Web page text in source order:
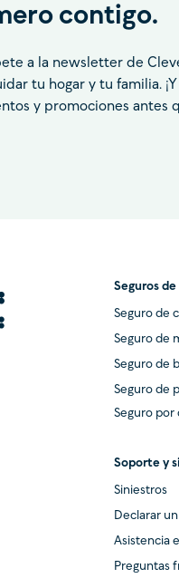
contigo.
a la newsletter de
tu hogar y tu familia.
y promociones antes
Seguros
Seguro de
Seguro de
Seguro de
Seguro de
Seguro por
Soporte y
Siniestros
Declarar
Asistencia
Preguntas